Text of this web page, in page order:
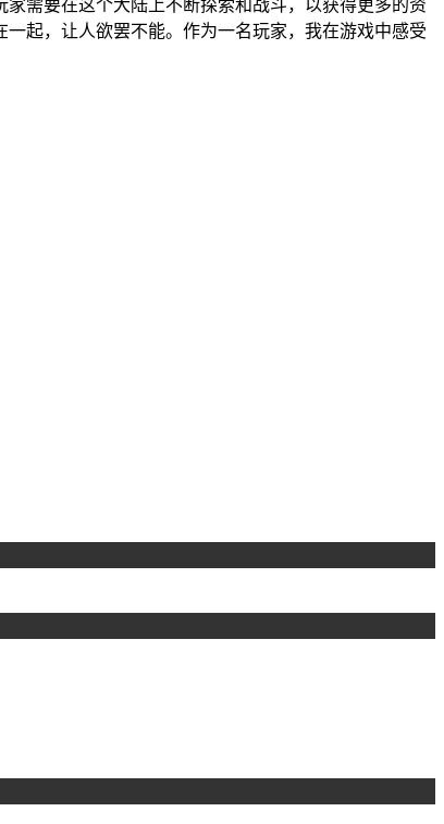
需要在这个大陆上不断探索和战斗，以获得更多的资
起，让人欲罢不能。作为一名玩家，我在游戏中感受